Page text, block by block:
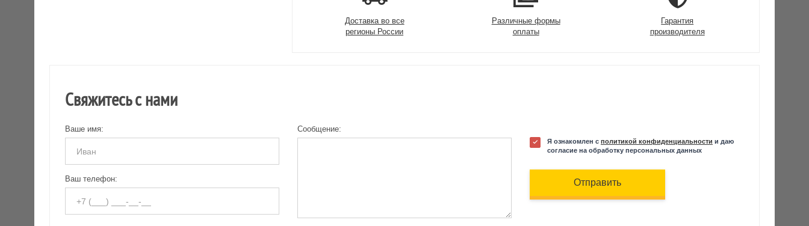
Доставка во все
регионы России
Различные формы
оплаты
Гарантия
производителя
Свяжитесь с нами
Ваше имя:
Ваш телефон:
Сообщение:
Я ознакомлен с политикой конфиденциальности и даю
согласие на обработку персональных данных
Отправить